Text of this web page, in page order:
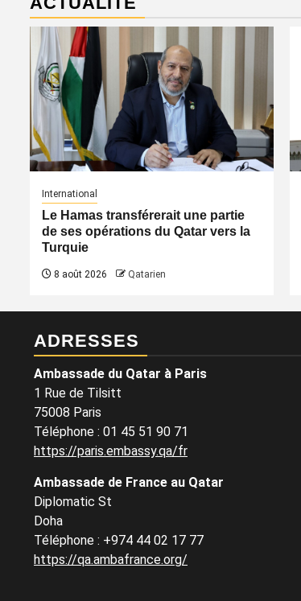
International
Le Hamas transférerait une partie
de ses opérations du Qatar vers la
Turquie
8 août 2026 Qatarien
ADRESSES
Ambassade du Qatar à Paris
1 Rue de Tilsitt
75008 Paris
Téléphone : 01 45 51 90 71
https://paris.embassy.qa/fr
Ambassade de France au Qatar
Diplomatic St
Doha
Téléphone : +974 44 02 17 77
https://qa.ambafrance.org/